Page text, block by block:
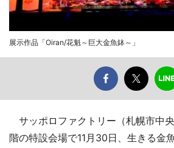
展示作品「Oiran/花魁～巨大金魚鉢～」
サッポロファクトリー（札幌市中
階の特設会場で11月30日、生きる金